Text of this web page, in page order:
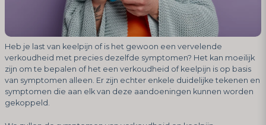
Heb je last van keelpijn of is het gewoon een vervelende
verkoudheid met precies dezelfde symptomen? Het kan moeilijk
zijn om te bepalen of het een verkoudheid of keelpijn is op basis
van symptomen alleen. Er zijn echter enkele duidelijke tekenen en
symptomen die aan elk van deze aandoeningen kunnen worden
gekoppeld.